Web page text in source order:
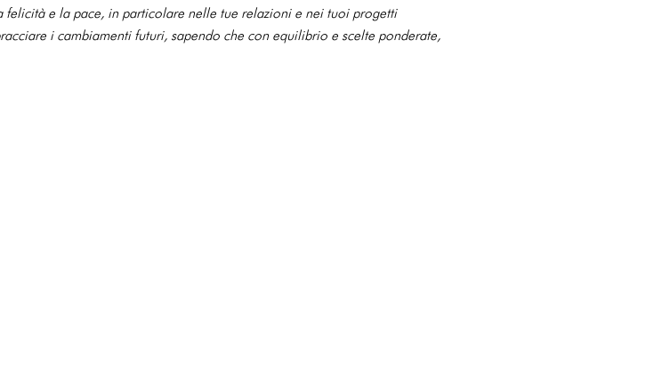
e la pace, in particolare nelle tue relazioni e nei tuoi progetti
i cambiamenti futuri, sapendo che con equilibrio e scelte ponderate,